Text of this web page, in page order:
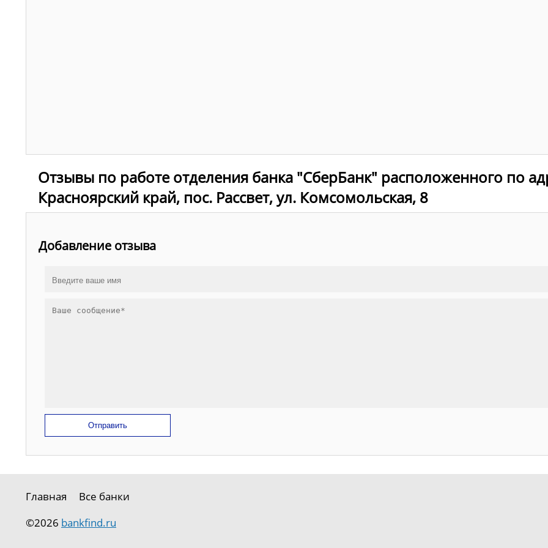
Отзывы по работе отделения банка "СберБанк" расположенного по
Красноярский край, пос. Рассвет, ул. Комсомольская, 8
Добавление отзыва
Отправить
Главная
Все банки
©2026 bankfind.ru